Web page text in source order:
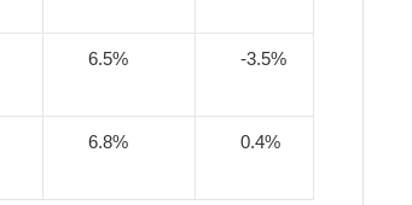
6.5% -3.5%
6.8% 0.4%